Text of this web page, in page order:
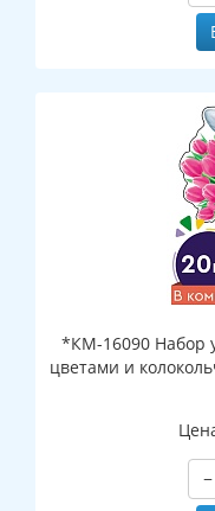
*КМ-16090 Набор
цветами и
−